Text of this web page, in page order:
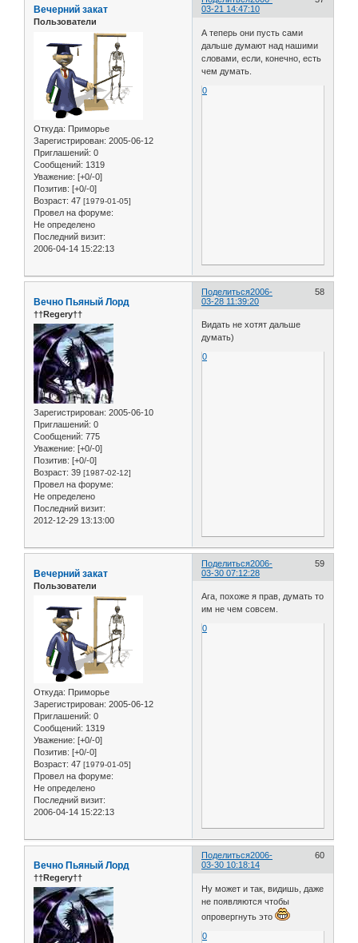
03-21 14:47:10
Вечерний закат
Пользователи
Откуда: Приморье
Зарегистрирован: 2005-06-12
Приглашений: 0
Сообщений: 1319
Уважение: [+0/-0]
Позитив: [+0/-0]
Возраст: 47 [1979-01-05]
Провел на форуме:
Не определено
Последний визит:
2006-04-14 15:22:13
А теперь они пусть сами
дальше думают над нашими
словами, если, конечно, есть
чем думать.
0
Поделиться 58
2006-
03-28 11:39:20
Вечно Пьяный Лорд
††Regery††
Зарегистрирован: 2005-06-10
Приглашений: 0
Сообщений: 775
Уважение: [+0/-0]
Позитив: [+0/-0]
Возраст: 39 [1987-02-12]
Провел на форуме:
Не определено
Последний визит:
2012-12-29 13:13:00
Видать не хотят дальше
думать)
0
Поделиться 59
2006-
03-30 07:12:28
Вечерний закат
Пользователи
Откуда: Приморье
Зарегистрирован: 2005-06-12
Приглашений: 0
Сообщений: 1319
Уважение: [+0/-0]
Позитив: [+0/-0]
Возраст: 47 [1979-01-05]
Провел на форуме:
Не определено
Последний визит:
2006-04-14 15:22:13
Ага, похоже я прав, думать то
им не чем совсем.
0
Поделиться 60
2006-
03-30 10:18:14
Вечно Пьяный Лорд
††Regery††
Ну может и так, видишь, даже
не появляются чтобы
опровергнуть это
0